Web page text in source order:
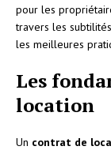
pour les
travers les
les meilleures
Les
location
Un contrat de